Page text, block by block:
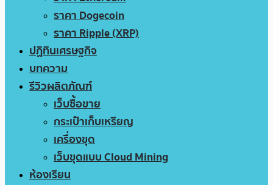
ราคา Dogecoin
ราคา Ripple (XRP)
ปฏิทินเศรษฐกิจ
บทความ
รีวิวผลิตภัณฑ์
เว็บซื้อขาย
กระเป๋าเก็บเหรียญ
เครื่องขุด
เว็บขุดแบบ Cloud Mining
ห้องเรียน